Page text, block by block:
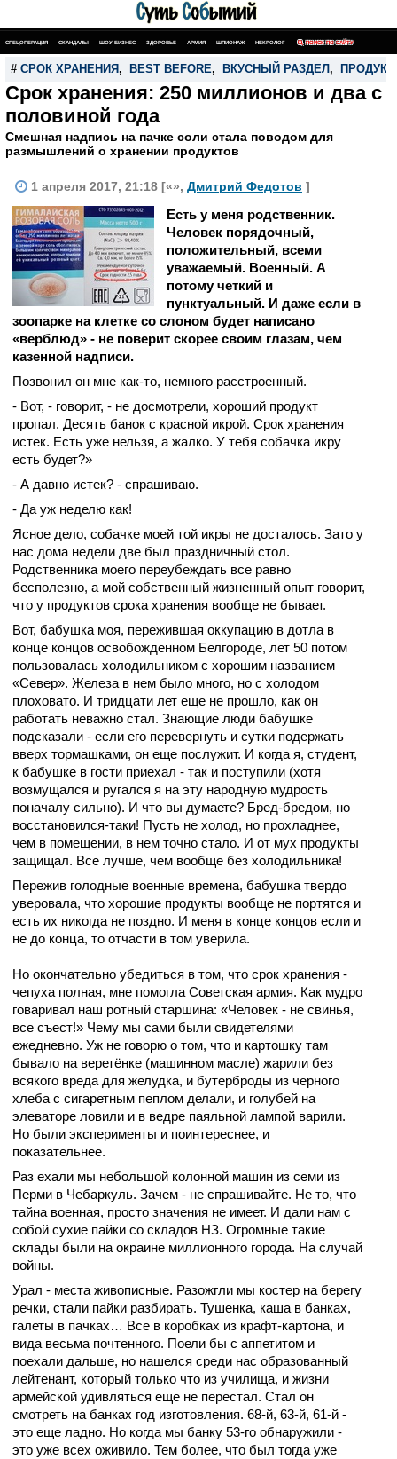
СПЕЦОПЕРАЦИЯ СКАНДАЛЫ ШОУ-БИЗНЕС ЗДОРОВЬЕ АРМИЯ ШПИОНАЖ НЕКРОЛОГ ПОИСК ПО САЙТУ
# СРОК ХРАНЕНИЯ , BEST BEFORE, ВКУСНЫЙ РАЗДЕЛ ,
Срок хранения: 250 миллионов и два с
половиной года
Смешная надпись на пачке соли стала поводом для
размышлений о хранении продуктов
1 апреля 2017, 21:18 [«», Дмитрий Федотов ]
Есть у меня родственник.
Человек порядочный,
положительный, всеми
уважаемый. Военный. А
потому четкий и
пунктуальный. И даже если в
зоопарке на клетке со слоном будет написано
«верблюд» - не поверит скорее своим глазам, чем
казенной надписи.
Позвонил он мне как-то, немного расстроенный.
- Вот, - говорит, - не досмотрели, хороший продукт
пропал. Десять банок с красной икрой. Срок хранения
истек. Есть уже нельзя, а жалко. У тебя собачка икру
есть будет?»
- А давно истек? - спрашиваю.
- Да уж неделю как!
Ясное дело, собачке моей той икры не досталось. Зато у
нас дома недели две был праздничный стол.
Родственника моего переубеждать все равно
бесполезно, а мой собственный жизненный опыт говорит,
что у продуктов срока хранения вообще не бывает.
Вот, бабушка моя, пережившая оккупацию в дотла в
конце концов освобожденном Белгороде, лет 50 потом
пользовалась холодильником с хорошим названием
«Север». Железа в нем было много, но с холодом
плоховато. И тридцати лет еще не прошло, как он
работать неважно стал. Знающие люди бабушке
подсказали - если его перевернуть и сутки подержать
вверх тормашками, он еще послужит. И когда я, студент,
к бабушке в гости приехал - так и поступили (хотя
возмущался и ругался я на эту народную мудрость
поначалу сильно). И что вы думаете? Бред-бредом, но
восстановился-таки! Пусть не холод, но прохладнее,
чем в помещении, в нем точно стало. И от мух продукты
защищал. Все лучше, чем вообще без холодильника!
Пережив голодные военные времена, бабушка твердо
уверовала, что хорошие продукты вообще не портятся и
есть их никогда не поздно. И меня в конце концов если и
не до конца, то отчасти в том уверила.
Но окончательно убедиться в том, что срок хранения -
чепуха полная, мне помогла Советская армия. Как мудро
говаривал наш ротный старшина: «Человек - не свинья,
все съест!» Чему мы сами были свидетелями
ежедневно. Уж не говорю о том, что и картошку там
бывало на веретёнке (машинном масле) жарили без
всякого вреда для желудка, и бутерброды из черного
хлеба с сигаретным пеплом делали, и голубей на
элеваторе ловили и в ведре паяльной лампой варили.
Но были эксперименты и поинтереснее, и
показательнее.
Раз ехали мы небольшой колонной машин из семи из
Перми в Чебаркуль. Зачем - не спрашивайте. Не то, что
тайна военная, просто значения не имеет. И дали нам с
собой сухие пайки со складов НЗ. Огромные такие
склады были на окраине миллионного города. На случай
войны.
Урал - места живописные. Разожгли мы костер на берегу
речки, стали пайки разбирать. Тушенка, каша в банках,
галеты в пачках… Все в коробках из крафт-картона, и
вида весьма почтенного. Поели бы с аппетитом и
поехали дальше, но нашелся среди нас образованный
лейтенант, который только что из училища, и жизни
армейской удивляться еще не перестал. Стал он
смотреть на банках год изготовления. 68-й, 63-й, 61-й -
это еще ладно. Но когда мы банку 53-го обнаружили -
это уже всех оживило. Тем более, что был тогда уже